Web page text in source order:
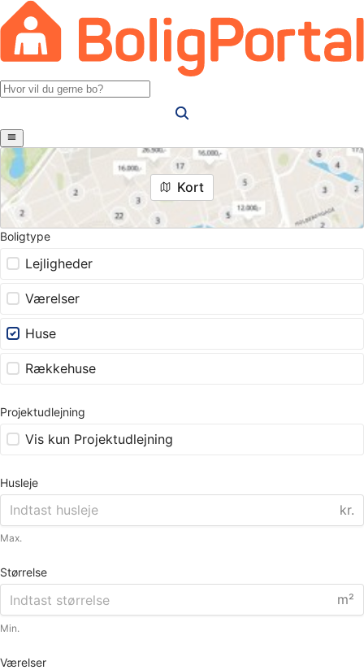
Kort
Boligtype
Lejligheder
Værelser
Huse
Rækkehuse
Projektudlejning
Vis kun Projektudlejning
Husleje
kr.
Max.
Størrelse
m²
Min.
Værelser